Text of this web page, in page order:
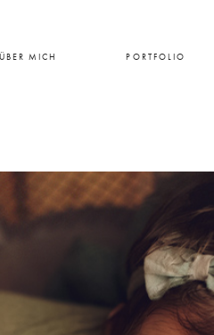
ÜBER MICH PORTFOLIO